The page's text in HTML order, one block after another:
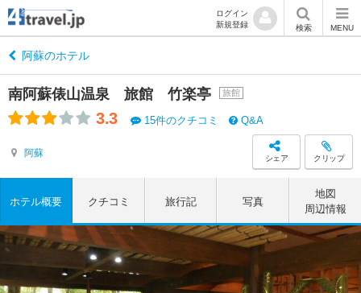
ログイン
新規登録
検索 MENU
阿蘇のホテル
南阿蘇俵山温泉 旅館 竹楽亭 旅館
3.3 15件のクチコミ Q&A
阿蘇 シェア クリップ
ホテル概要 クチコミ 旅行記 写真
地図
周辺情報